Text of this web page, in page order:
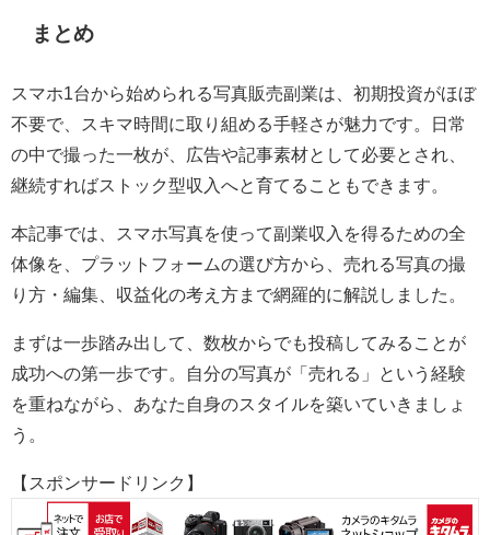
まとめ
スマホ1台から始められる写真販売副業は、初期投資がほぼ
不要で、スキマ時間に取り組める手軽さが魅力です。日常
の中で撮った一枚が、広告や記事素材として必要とされ、
継続すればストック型収入へと育てることもできます。
本記事では、スマホ写真を使って副業収入を得るための全
体像を、プラットフォームの選び方から、売れる写真の撮
り方・編集、収益化の考え方まで網羅的に解説しました。
まずは一歩踏み出して、数枚からでも投稿してみることが
成功への第一歩です。自分の写真が「売れる」という経験
を重ねながら、あなた自身のスタイルを築いていきましょ
う。
【スポンサードリンク】